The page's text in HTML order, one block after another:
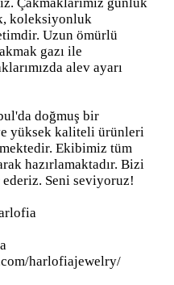
koleksiyonluk
Uzun ömürlü
gazı ile
alev ayarı
doğmuş bir
yüksek kaliteli ürünleri
Ekibimiz tüm
hazırlamaktadır. Bizi
Seni seviyoruz!
harlofiajewelry/